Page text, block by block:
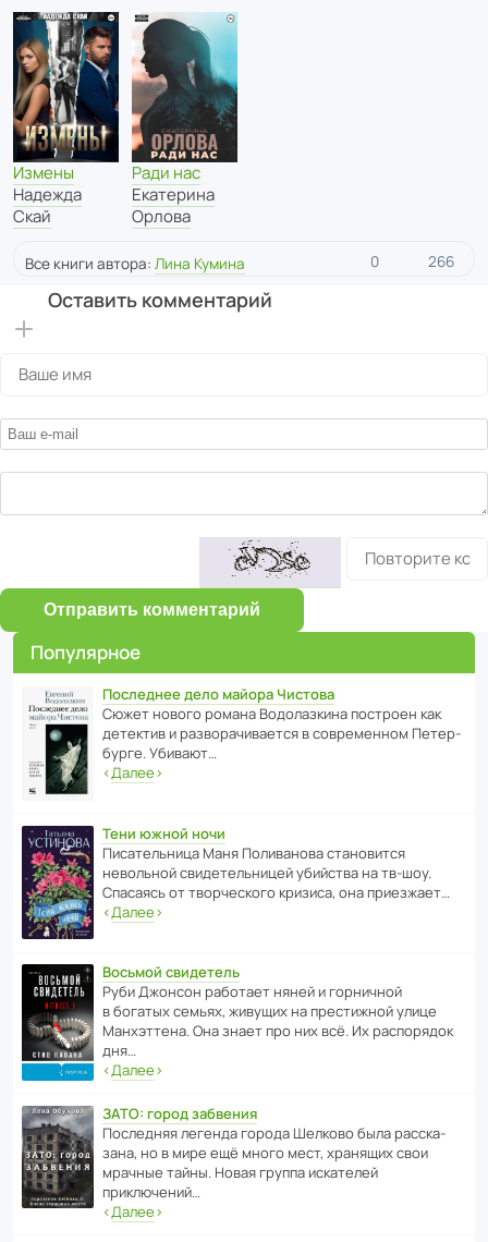
Измены
Надежда
Скай
Ради нас
Екатерина
Орлова
Все книги автора: Лина Кумина 0 266
Оставить комментарий
Отправить комментарий
Популярное
Последнее дело майора Чистова
Сюжет нового романа Водо­ла­з­кина пост­роен как
дете­ктив и разво­ра­чи­ва­ется в совре­менном Пете­р­
бурге. Убивают…
‹Далее›
Тени южной ночи
Писа­тель­ница Маня Поли­ва­нова стано­вится
невольной свиде­тель­ницей убийства на тв-шоу.
Спасаясь от твор­че­с­кого кризиса, она приезжает…
‹Далее›
Восьмой свидетель
Руби Джонсон рабо­тает няней и горни­чной
в богатых семьях, живущих на прес­ти­жной улице
Манх­эт­тена. Она знает про них всё. Их распо­рядок
дня…
‹Далее›
ЗАТО: город забвения
После­дняя легенда города Шелково была расска­
зана, но в мире ещё много мест, хранящих свои
мрачные тайны. Новая группа иска­телей
приключений…
‹Далее›